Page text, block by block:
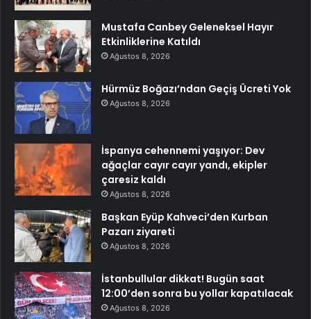
Mustafa Canbey Geleneksel Hayır
Etkinliklerine Katıldı
Ağustos 8, 2026
Hürmüz Boğazı’ndan Geçiş Ücreti Yok
Ağustos 8, 2026
İspanya cehennemi yaşıyor: Dev
ağaçlar cayır cayır yandı, ekipler
çaresiz kaldı
Ağustos 8, 2026
Başkan Eyüp Kahveci’den Kurban
Pazarı ziyareti
Ağustos 8, 2026
İstanbullular dikkat! Bugün saat
12:00’den sonra bu yollar kapatılacak
Ağustos 8, 2026